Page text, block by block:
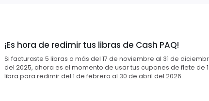
¡Es hora de redimir tus libras de Cash PAQ!
Si facturaste 5 libras o más del 17 de noviembre al 31 de
del 2025, ahora es el momento de usar tus cupones de flete de 1
libra para redimir del 1 de febrero al 30 de abril del 2026.